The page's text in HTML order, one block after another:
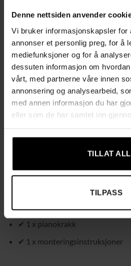
Denne nettsiden anvender
Vi bruker informasjonskapsler for
annonser et personlig preg, for å
mediefunksjoner og for å
dessuten informasjon om
vårt, med partnerne våre innen
annonsering og analysearbeid,
med annen informasjon du har
eller som de har samlet inn
TILLAT
TILPASS
✔ Komfortabel sitteplass for én
✔ Høyglanspolerte, svarte ben
✔ Glatt og slitesterkt kunstlær,
✔ Ben i massivt gummitre med
✔ Enkel montering kreves
Tekniske spesifikasjoner:
✔Farge:Svart
Gummitre,
✔Mål:75 x 35 x 49 cm (L x B x H)
Leveringsomfang:
✔ 1 x pianokrakk
✔ 1 x monteringsinstruksjoner